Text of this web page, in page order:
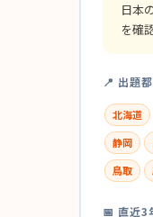
日本
を確
📍 出題
北海道
静岡
鳥取
📅 直近3